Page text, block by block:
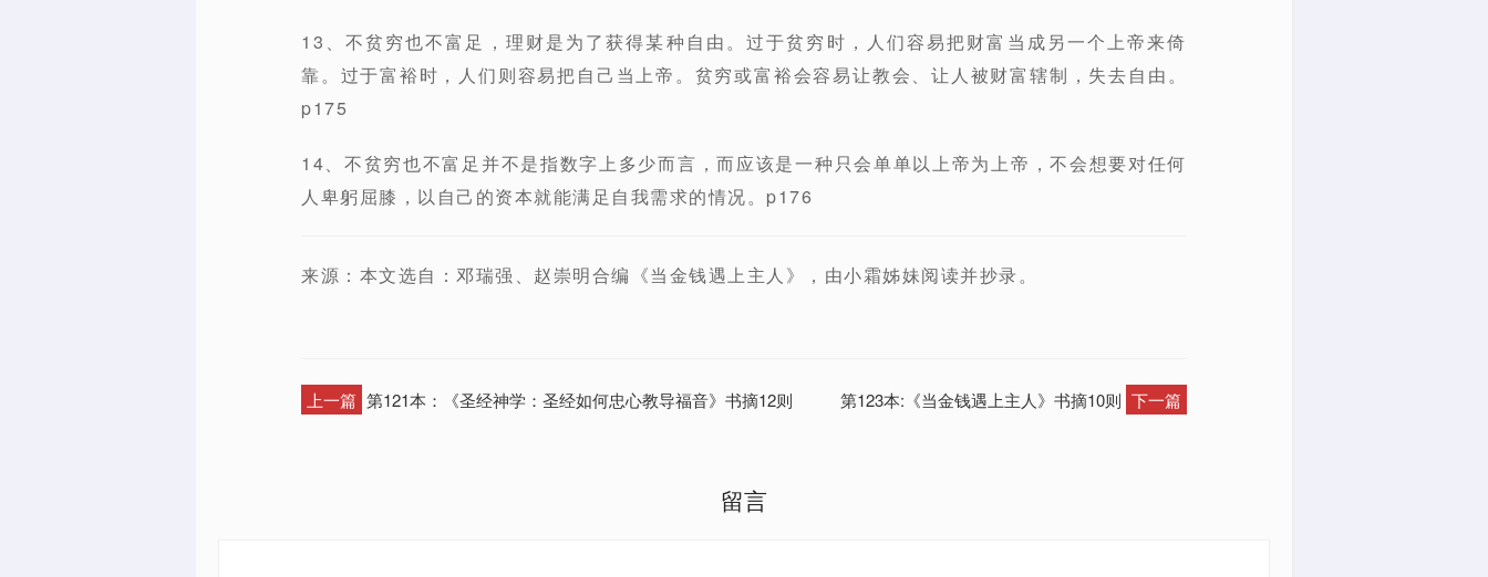
13、不贫穷也不富足，理财是为了获得某种自由。过于贫穷时，人们容易把财富当成另一个上帝来倚
靠。过于富裕时，人们则容易把自己当上帝。贫穷或富裕会容易让教会、让人被财富辖制，失去自由。
p175
14、不贫穷也不富足并不是指数字上多少而言，而应该是一种只会单单以上帝为上帝，不会想要对任何
人卑躬屈膝，以自己的资本就能满足自我需求的情况。p176
来源：本文选自：邓瑞强、赵崇明合编《当金钱遇上主人》，由小霜姊妹阅读并抄录。
上一篇 第121本：《圣经神学：圣经如何忠心教导福音》书摘12则 第123本:《当金钱遇上主人》书摘10则 下一篇
留言